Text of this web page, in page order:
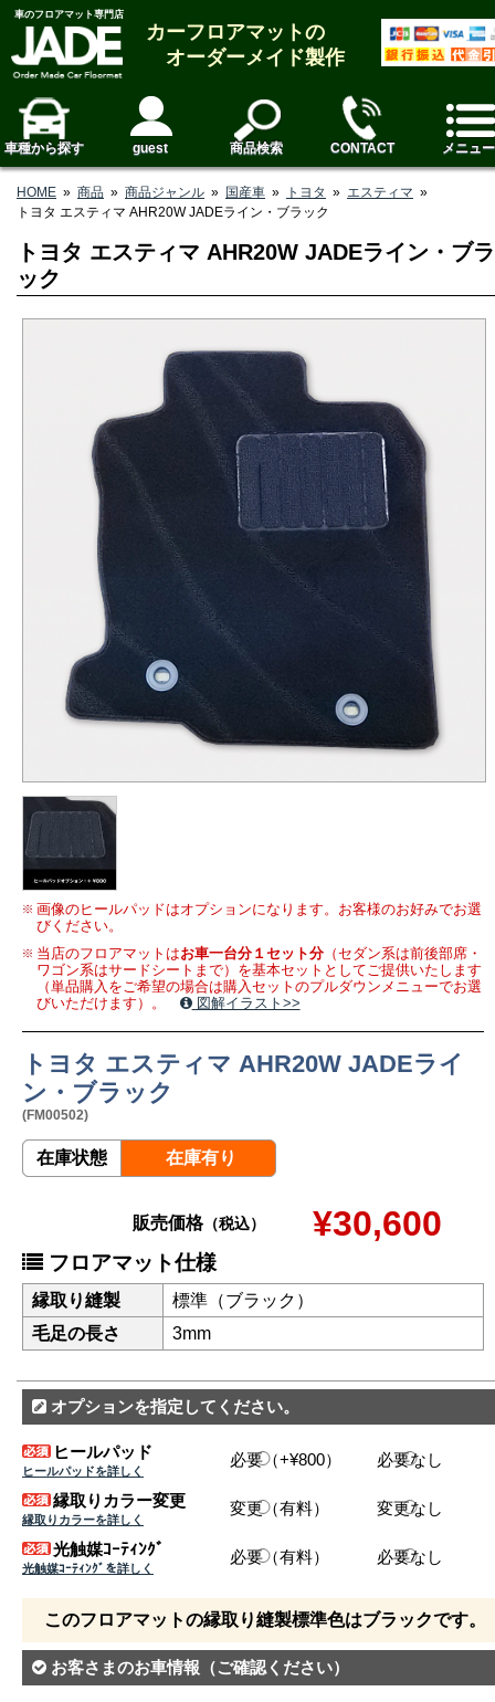
車のフロアマット専門店
カーフロアマットの
オーダーメイド製作
車種から探す guest 商品検索 CONTACT メニュー
HOME » 商品 » 商品ジャンル » 国産車 » トヨタ » エスティマ »
トヨタ エスティマ AHR20W JADEライン・ブラック
トヨタ エスティマ AHR20W JADEライン・ブラ
ック
画像のヒールパッドはオプションになります。お客様のお好みでお選
びください。
当店のフロアマットはお車一台分１セット分（セダン系は前後部席・
ワゴン系はサードシートまで）を基本セットとしてご提供いたします
（単品購入をご希望の場合は購入セットのプルダウンメニューでお選
びいただけます）。
図解イラスト>>
トヨタ エスティマ AHR20W JADEライ
ン・ブラック
(FM00502)
在庫状態 在庫有り
販売価格（税込） ¥30,600
フロアマット仕様
縁取り縫製
標準（ブラック）
毛足の長さ
3mm
オプションを指定してください。
ヒールパッド
ヒールパッドを詳しく
必要（+¥800） 必要なし
縁取りカラー変更
縁取りカラーを詳しく
変更（有料） 変更なし
光触媒ｺｰﾃｨﾝｸﾞ
光触媒ｺｰﾃｨﾝｸﾞを詳しく
必要（有料） 必要なし
このフロアマットの縁取り縫製標準色はブラックです。
お客さまのお車情報 （ご確認ください）